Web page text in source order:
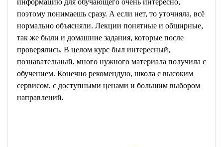
информацию для обучающего очень интересно,
поэтому понимаешь сразу. А если нет, то уточняла, всё
нормально объясняли. Лекции понятные и обширные,
так же были и домашние задания, которые после
проверялись. В целом курс был интересный,
познавательный, много нужного материала получила с
обучением. Конечно рекомендую, школа с высоким
сервисом, с доступными ценами и большим выбором
направлений.